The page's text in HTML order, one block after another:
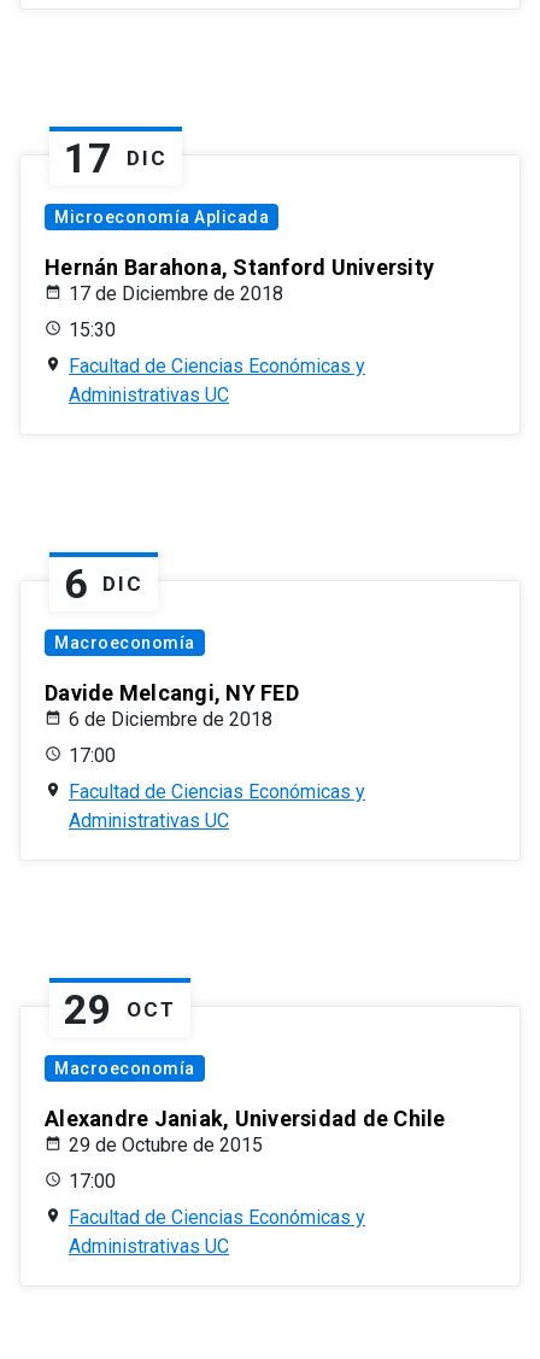
17 DIC
Microeconomía Aplicada
Hernán Barahona, Stanford University
17 de Diciembre de 2018
15:30
Facultad de Ciencias Económicas y
Administrativas UC
6 DIC
Macroeconomía
Davide Melcangi, NY FED
6 de Diciembre de 2018
17:00
Facultad de Ciencias Económicas y
Administrativas UC
29 OCT
Macroeconomía
Alexandre Janiak, Universidad de Chile
29 de Octubre de 2015
17:00
Facultad de Ciencias Económicas y
Administrativas UC